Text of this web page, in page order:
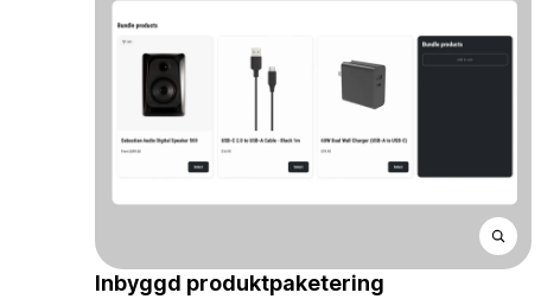
Inbyggd produktpaketering